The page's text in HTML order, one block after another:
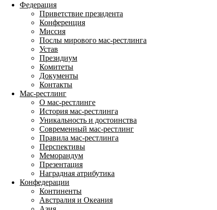
Федерация
Приветствие президента
Конференция
Миссия
Послы мирового мас-рестлинга
Устав
Президиум
Комитеты
Документы
Контакты
Мас-рестлинг
О мас-рестлинге
История мас-рестлинга
Уникальность и достоинства
Современный мас-рестлинг
Правила мас-рестлинга
Перспективы
Меморандум
Презентация
Наградная атрибутика
Конфедерации
Континенты
Австралия и Океания